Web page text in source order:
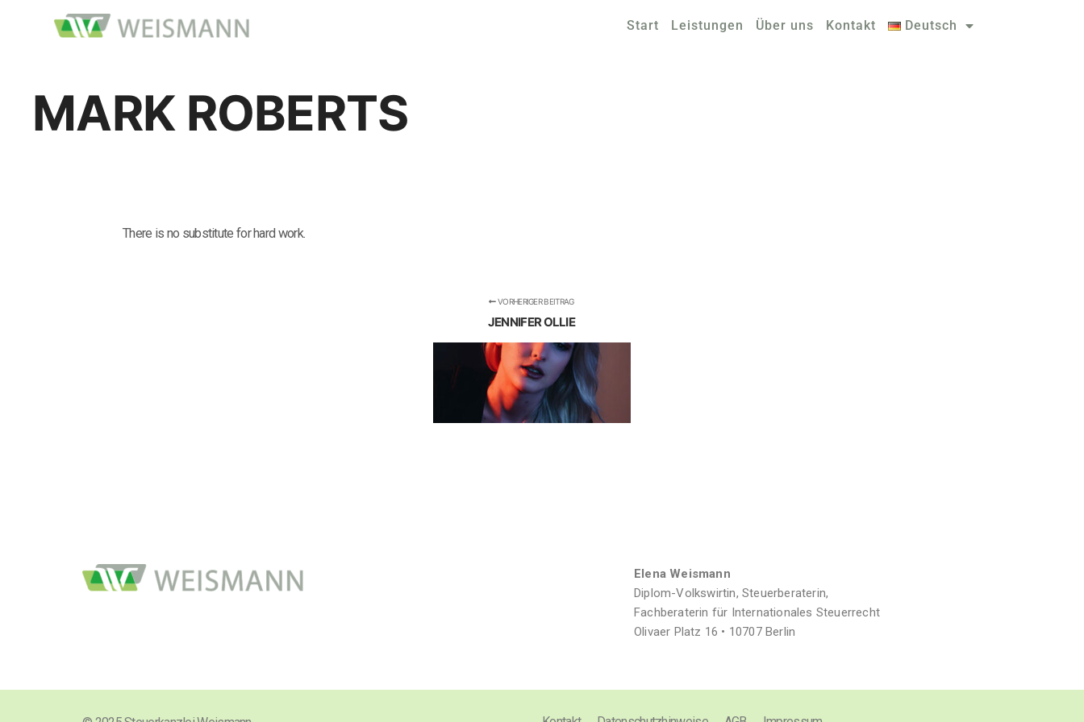
Start Leistungen Über uns Kontakt Deutsch
MARK ROBERTS
There is no substitute for hard work.
VORHERIGER BEITRAG
JENNIFER OLLIE
Elena Weismann
Diplom-Volkswirtin, Steuerberaterin,
Fachberaterin für Internationales Steuerrecht
Olivaer Platz 16 • 10707 Berlin